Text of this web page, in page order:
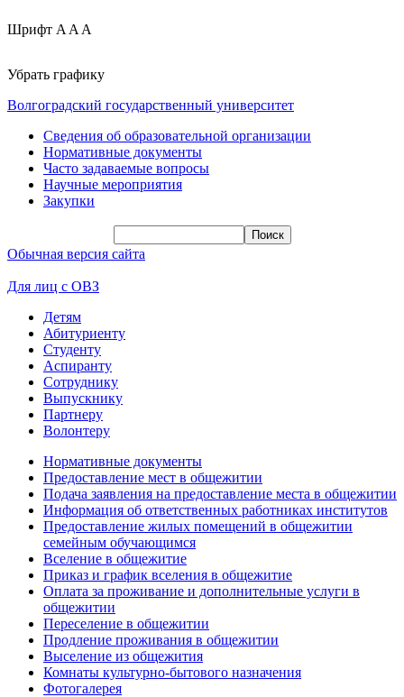
Шрифт A A A
Убрать графику
Волгоградский государственный университет
Сведения об образовательной организации
Нормативные документы
Часто задаваемые вопросы
Научные мероприятия
Закупки
Обычная версия сайта
Для лиц с ОВЗ
Детям
Абитуриенту
Студенту
Аспиранту
Сотруднику
Выпускнику
Партнеру
Волонтеру
Нормативные документы
Предоставление мест в общежитии
Подача заявления на предоставление места в общежитии
Информация об ответственных работниках институтов
Предоставление жилых помещений в общежитии
семейным обучающимся
Вселение в общежитие
Приказ и график вселения в общежитие
Оплата за проживание и дополнительные услуги в
общежитии
Переселение в общежитии
Продление проживания в общежитии
Выселение из общежития
Комнаты культурно-бытового назначения
Фотогалерея